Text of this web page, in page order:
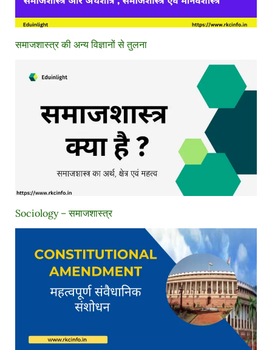
समाजशास्त्र की अन्य विज्ञानों से तुलना
Sociology – समाजशास्त्र